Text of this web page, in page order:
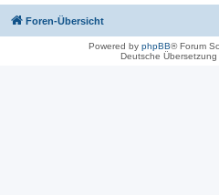
Foren-Übersicht
Powered by phpBB® Forum
Deutsche Übersetzung